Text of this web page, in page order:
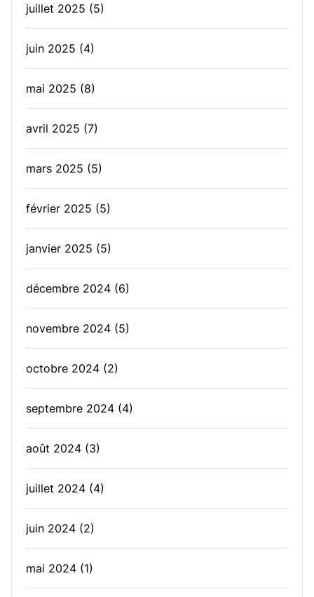
juillet 2025 (5)
juin 2025 (4)
mai 2025 (8)
avril 2025 (7)
mars 2025 (5)
février 2025 (5)
janvier 2025 (5)
décembre 2024 (6)
novembre 2024 (5)
octobre 2024 (2)
septembre 2024 (4)
août 2024 (3)
juillet 2024 (4)
juin 2024 (2)
mai 2024 (1)